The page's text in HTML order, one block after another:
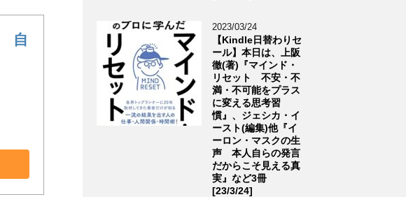
自
2023/03/24
【Kindle日替わりセ
ール】本日は、上阪
徹(著)『マインド・
リセット 不安・不
満・不可能をプラス
に変える思考習
慣』、ジェシカ・イ
ースト(編集)他『イ
ーロン・マスクの生
声 本人自らの発言
だからこそ見える真
実』など3冊
[23/3/24]